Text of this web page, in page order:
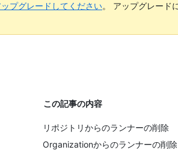
プグレードしてください。 アップグレード
この記事の内容
リポジトリからのランナーの削除
Organizationからのランナーの削除